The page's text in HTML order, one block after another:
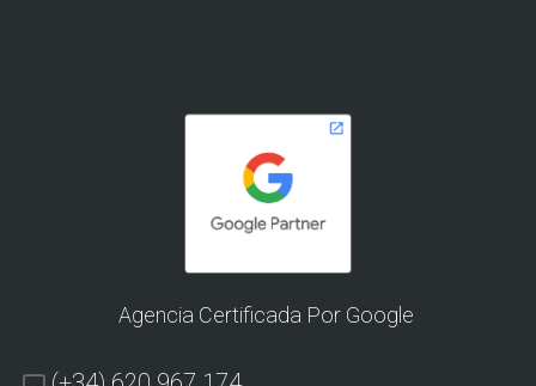
Agencia Certificada Por Google